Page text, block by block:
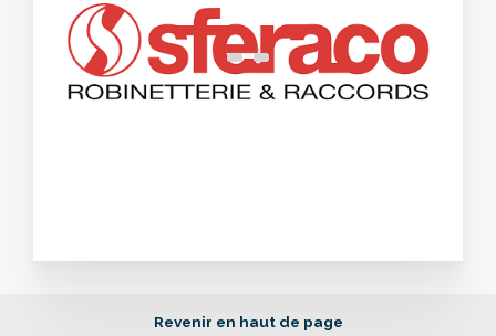
Revenir en haut de page